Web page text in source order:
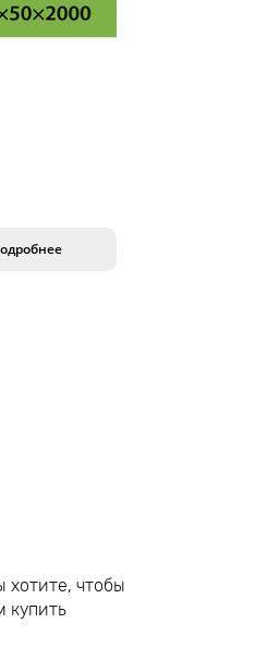
хотите, чтобы
купить